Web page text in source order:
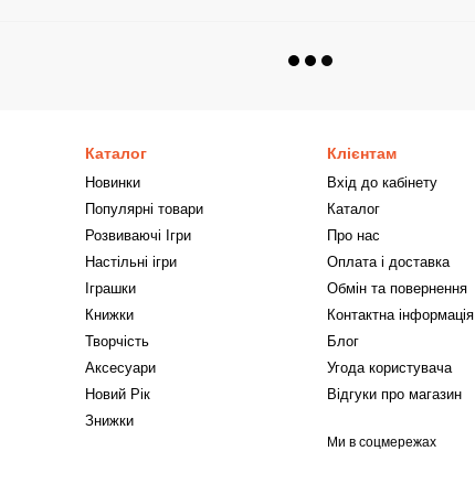
Каталог
Новинки
Популярні товари
Розвиваючі Ігри
Настільні ігри
Іграшки
Книжки
Творчість
Аксесуари
Новий Рік
Знижки
Клієнтам
Вхід до кабінету
Каталог
Про нас
Оплата і доставка
Обмін та повернення
Контактна інформація
Блог
Угода користувача
Відгуки про магазин
Ми в соцмережах